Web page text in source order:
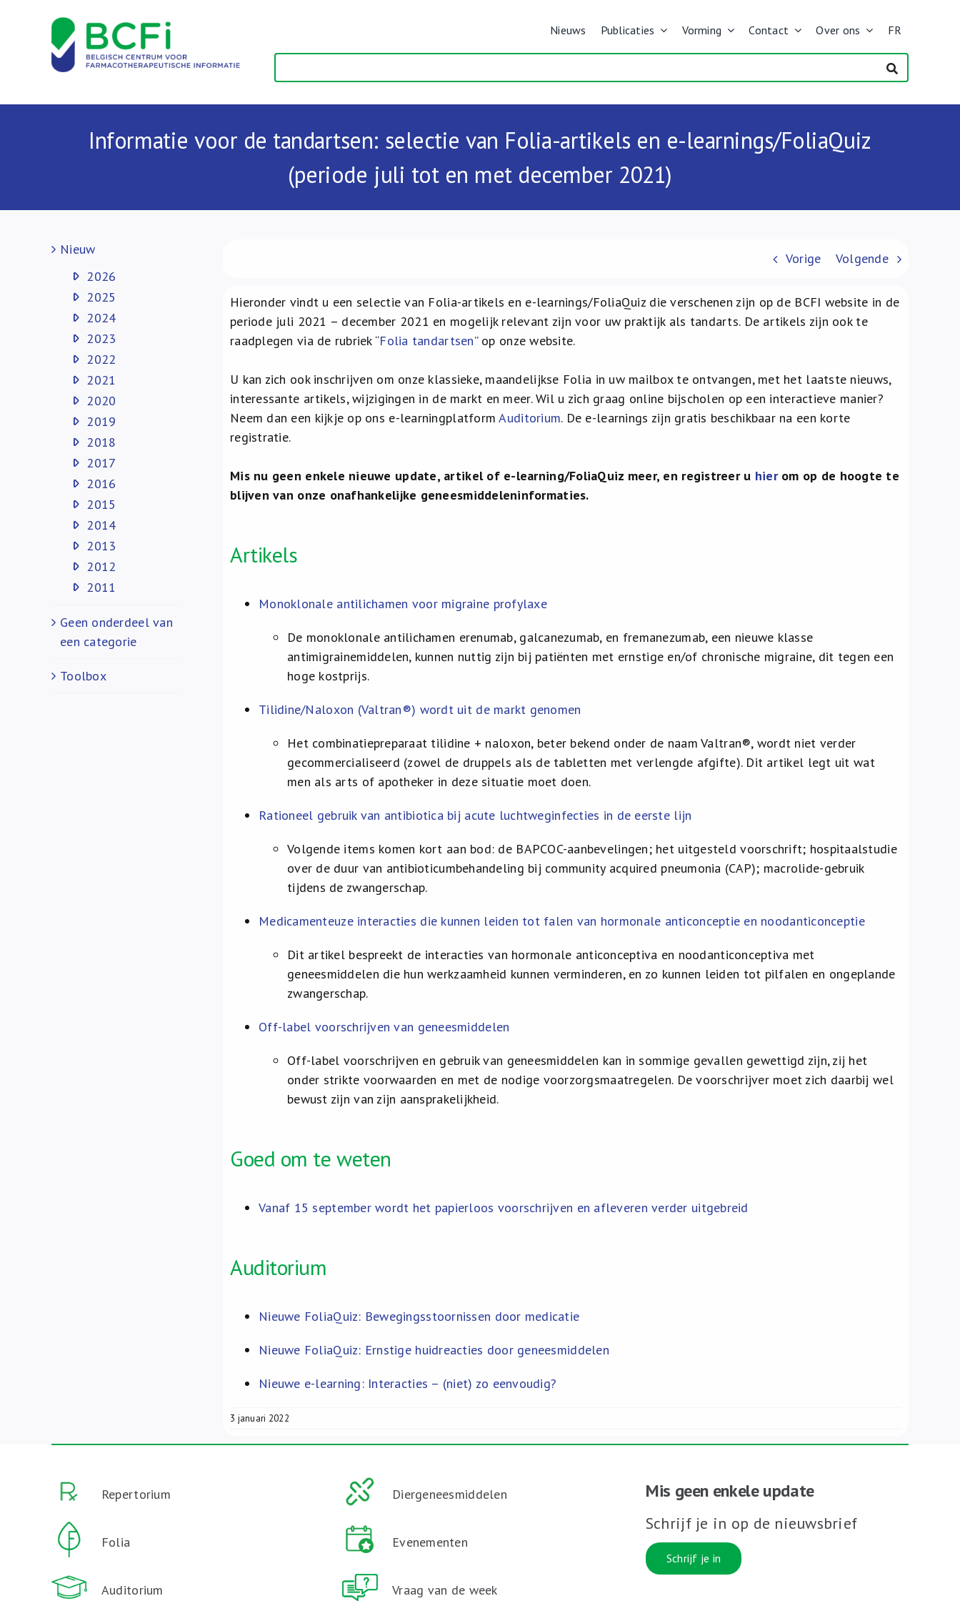
Nieuws Publicaties Vorming Contact Over ons FR
Informatie voor de tandartsen: selectie van Folia-artikels en e-learnings/FoliaQuiz
(periode juli tot en met december 2021)
Vorige Volgende
Hieronder vindt u een selectie van Folia-artikels en e-learnings/FoliaQuiz die verschenen zijn op de BCFI website in de
periode juli 2021 – december 2021 en mogelijk relevant zijn voor uw praktijk als tandarts. De artikels zijn ook te
raadplegen via de rubriek “Folia tandartsen” op onze website.
U kan zich ook inschrijven om onze klassieke, maandelijkse Folia in uw mailbox te ontvangen, met het laatste nieuws,
interessante artikels, wijzigingen in de markt en meer. Wil u zich graag online bijscholen op een interactieve manier?
Neem dan een kijkje op ons e-learningplatformAuditorium. De e-learnings zijn gratis beschikbaar na een korte
registratie.
Mis nu geen enkele nieuwe update, artikel of e-learning/FoliaQuiz meer, en registreer u hierom op de hoogte te
blijven van onze onafhankelijke geneesmiddeleninformaties.
Artikels
Monoklonale antilichamen voor migraine profylaxe
De monoklonale antilichamen erenumab, galcanezumab, en fremanezumab, een nieuwe klasse
antimigrainemiddelen, kunnen nuttig zijn bij patiënten met ernstige en/of chronische migraine, dit tegen een
hoge kostprijs.
Tilidine/Naloxon (Valtran®) wordt uit de markt genomen
Het combinatiepreparaat tilidine + naloxon, beter bekend onder de naam Valtran®, wordt niet verder
gecommercialiseerd (zowel de druppels als de tabletten met verlengde afgifte). Dit artikel legt uit wat
men als arts of apotheker in deze situatie moet doen.
Rationeel gebruik van antibiotica bij acute luchtweginfecties in de eerste lijn
Volgende items komen kort aan bod: de BAPCOC-aanbevelingen; het uitgesteld voorschrift; hospitaalstudie
over de duur van antibioticumbehandeling bij community acquired pneumonia (CAP); macrolide-gebruik
tijdens de zwangerschap.
Medicamenteuze interacties die kunnen leiden tot falen van hormonale anticonceptie en noodanticonceptie
Dit artikel bespreekt de interacties van hormonale anticonceptiva en noodanticonceptiva met
geneesmiddelen die hun werkzaamheid kunnen verminderen, en zo kunnen leiden tot pilfalen en ongeplande
zwangerschap.
Off-label voorschrijven van geneesmiddelen
Off-label voorschrijven en gebruik van geneesmiddelen kan in sommige gevallen gewettigd zijn, zij het
onder strikte voorwaarden en met de nodige voorzorgsmaatregelen. De voorschrijver moet zich daarbij wel
bewust zijn van zijn aansprakelijkheid.
Goed om te weten
Vanaf 15 september wordt het papierloos voorschrijven en afleveren verder uitgebreid
Auditorium
Nieuwe FoliaQuiz: Bewegingsstoornissen door medicatie
Nieuwe FoliaQuiz: Ernstige huidreacties door geneesmiddelen
Nieuwe e-learning: Interacties – (niet) zo eenvoudig?
3 januari 2022
Nieuw
2026
2025
2024
2023
2022
2021
2020
2019
2018
2017
2016
2015
2014
2013
2012
2011
Geen onderdeel van
een categorie
Toolbox
Repertorium Diergeneesmiddelen
Folia Evenementen
Auditorium Vraag van de week
Mis geen enkele update
Schrijf je in op de nieuwsbrief
Schrijf je in